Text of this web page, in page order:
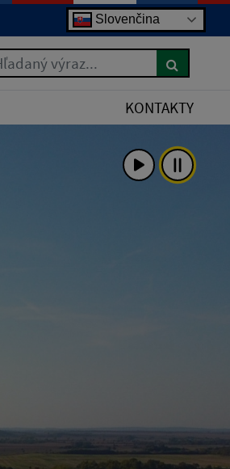
Slovenčina
výraz...
KONTAKTY